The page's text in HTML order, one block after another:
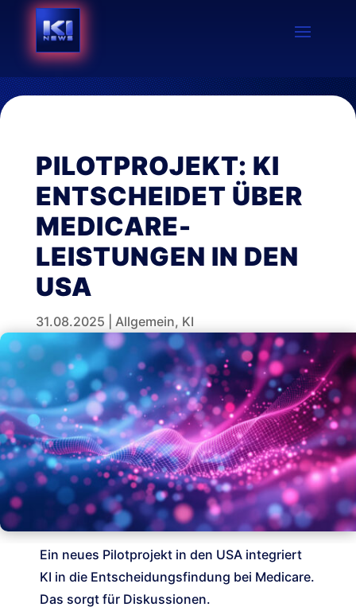
PILOTPROJEKT: KI
ENTSCHEIDET ÜBER
MEDICARE-
LEISTUNGEN IN DEN
USA
31.08.2025 Allgemein, KI
Ein neues Pilotprojekt in den USA integriert
KI in die Entscheidungsfindung bei Medicare.
Das sorgt für Diskussionen.